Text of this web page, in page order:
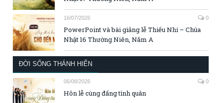
16/07/2026 0
PowerPoint và bài giảng lễ Thiếu Nhi – Chúa
Nhật 16 Thường Niên, Năm A
ĐỜI SỐNG THÁNH HIẾN
06/08/2026 0
Hôn lễ cùng đấng tình quân